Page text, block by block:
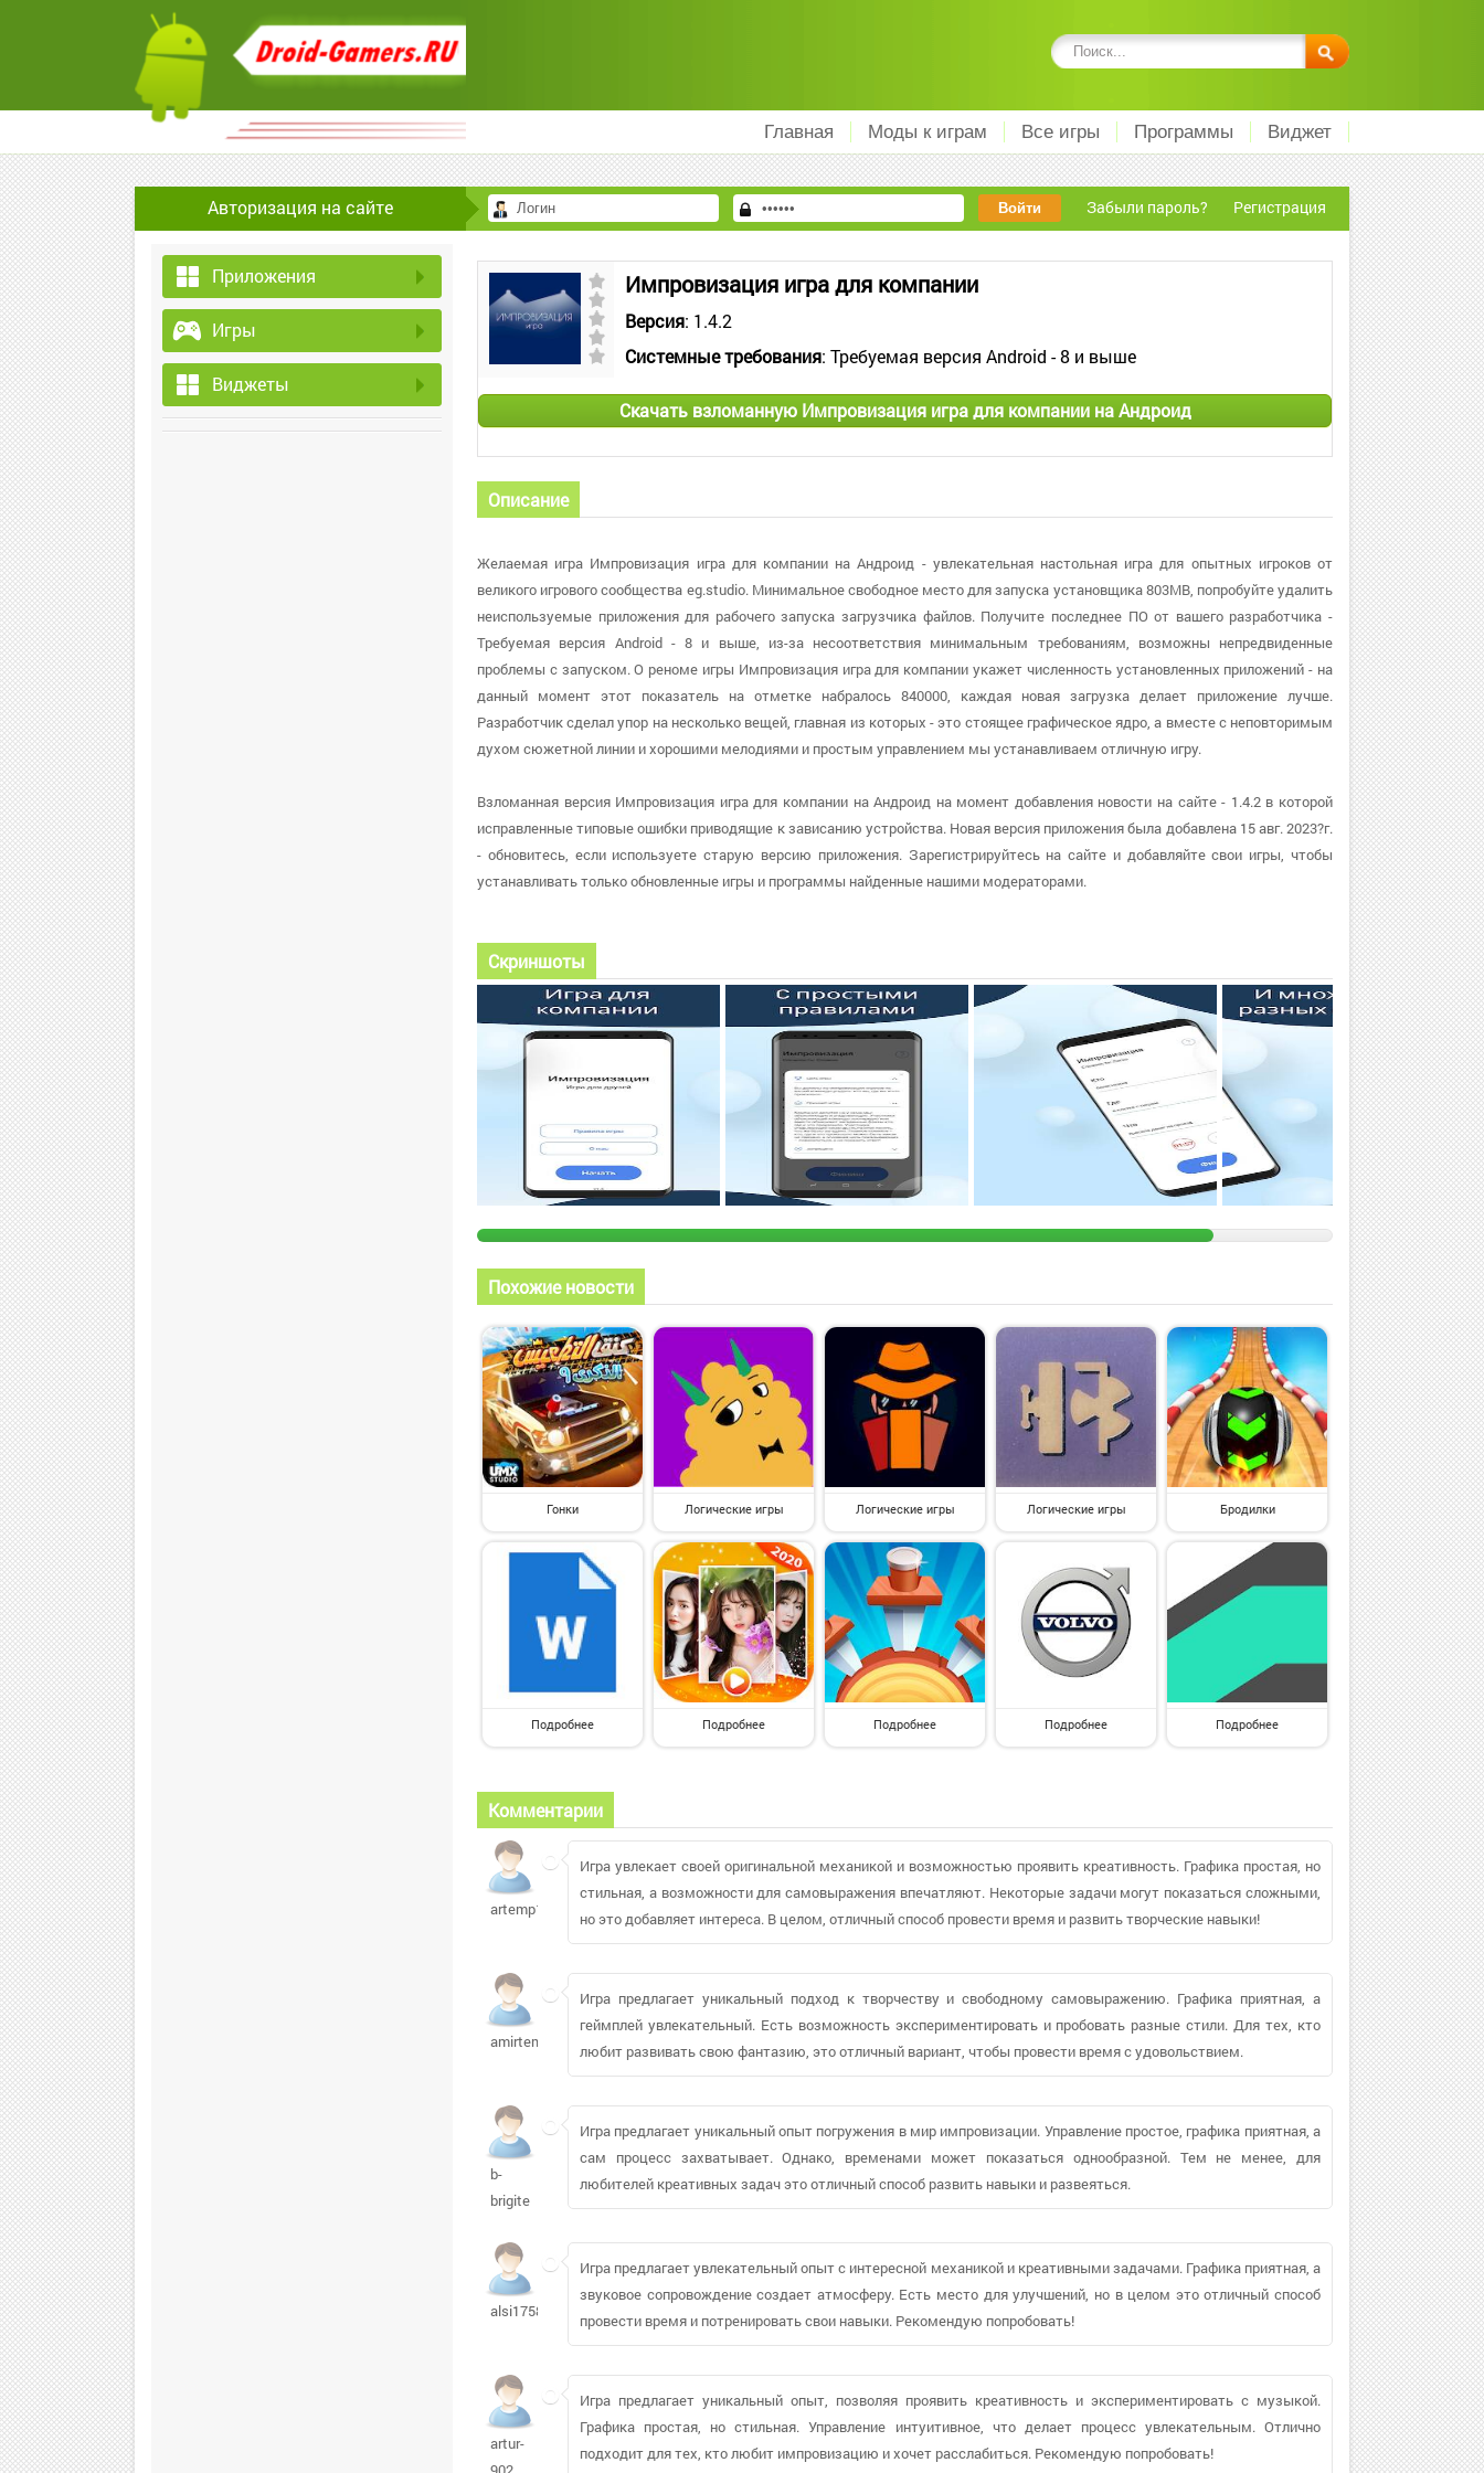
Главная Моды к играм Все игры Программы Виджет
Авторизация на сайте Забыли пароль? Регистрация
Приложения
Игры
Виджеты
Импровизация игра для компании
Версия: 1.4.2
Системные требования: Требуемая версия Android - 8 и выше
Скачать взломанную Импровизация игра для компании на Андроид
Описание
Желаемая игра Импровизация игра для компании на Андроид - увлекательная настольная игра для опытных игроков от
великого игрового сообщества eg.studio. Минимальное свободное место для запуска установщика 803MB, попробуйте удалить
неиспользуемые приложения для рабочего запуска загрузчика файлов. Получите последнее ПО от вашего разработчика -
Требуемая версия Android - 8 и выше, из-за несоответствия минимальным требованиям, возможны непредвиденные
проблемы с запуском. О реноме игры Импровизация игра для компании укажет численность установленных приложений - на
данный момент этот показатель на отметке набралось 840000, каждая новая загрузка делает приложение лучше.
Разработчик сделал упор на несколько вещей, главная из которых - это стоящее графическое ядро, а вместе с неповторимым
духом сюжетной линии и хорошими мелодиями и простым управлением мы устанавливаем отличную игру.
Взломанная версия Импровизация игра для компании на Андроид на момент добавления новости на сайте - 1.4.2 в которой
исправленные типовые ошибки приводящие к зависанию устройства. Новая версия приложения была добавлена 15 авг. 2023?г.
- обновитесь, если используете старую версию приложения. Зарегистрируйтесь на сайте и добавляйте свои игры, чтобы
устанавливать только обновленные игры и программы найденные нашими модераторами.
Скриншоты
Похожие новости
Гонки Логические игры Логические игры Логические игры Бродилки
Подробнее Подробнее Подробнее Подробнее Подробнее
Комментарии
artemp1992
Игра увлекает своей оригинальной механикой и возможностью проявить креативность. Графика простая, но
стильная, а возможности для самовыражения впечатляют. Некоторые задачи могут показаться сложными,
но это добавляет интереса. В целом, отличный способ провести время и развить творческие навыки!
amirtemuri746
Игра предлагает уникальный подход к творчеству и свободному самовыражению. Графика приятная, а
геймплей увлекательный. Есть возможность экспериментировать и пробовать разные стили. Для тех, кто
любит развивать свою фантазию, это отличный вариант, чтобы провести время с удовольствием.
b-
brigite
Игра предлагает уникальный опыт погружения в мир импровизации. Управление простое, графика приятная, а
сам процесс захватывает. Однако, временами может показаться однообразной. Тем не менее, для
любителей креативных задач это отличный способ развить навыки и развеяться.
alsi17580
Игра предлагает увлекательный опыт с интересной механикой и креативными задачами. Графика приятная, а
звуковое сопровождение создает атмосферу. Есть место для улучшений, но в целом это отличный способ
провести время и потренировать свои навыки. Рекомендую попробовать!
artur-
Игра предлагает уникальный опыт, позволяя проявить креативность и экспериментировать с музыкой.
Графика простая, но стильная. Управление интуитивное, что делает процесс увлекательным. Отлично
подходит для тех, кто любит импровизацию и хочет расслабиться. Рекомендую попробовать!